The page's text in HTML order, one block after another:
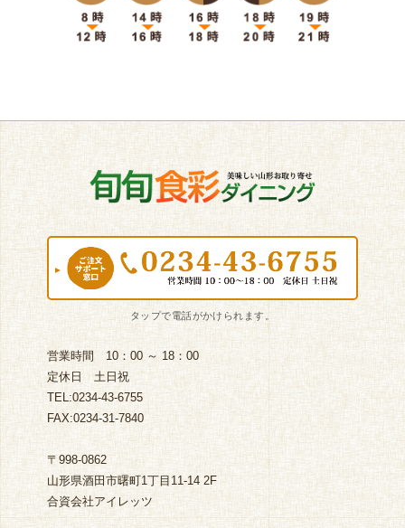
営業時間 10：00 ～ 18：00
定休日 土日祝
TEL:0234-43-6755
FAX:0234-31-7840
〒998-0862
山形県酒田市曙町1丁目11-14 2F
合資会社アイレッツ